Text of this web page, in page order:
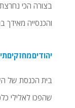
בצורה הכי
והכנסייה
בית הכנסת של
שהפכו לאלילי